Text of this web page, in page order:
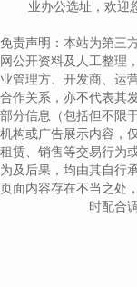
业办公选址，欢迎
免责声明：本站为第三
网公开资料及人工整理
业管理方、开发商、运
合作关系，亦不代表其
部分信息（包括但不限
机构或广告展示内容，
租赁、销售等交易行为
为及后果，均由其自行
页面内容存在不当之处
时配合